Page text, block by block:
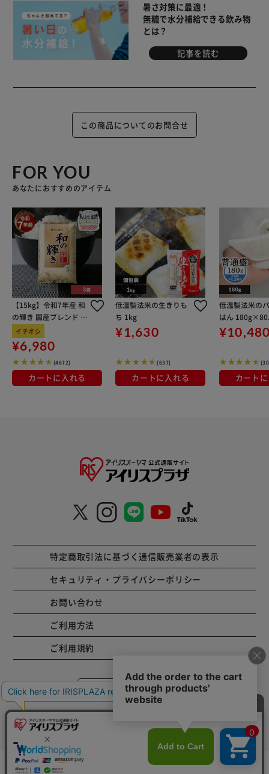
暑さ対策に最適！
無糖で水分補給できる飲み物
とは？
記事を読む
この商品についてのお問合せ
FOR YOU
あなたにおすすめのアイテム
【15kg】令和7年産 和
の輝き 国産ブレンド 5
kg×3袋
イチオシ
¥6,980
(4672)
カートに入れる
低温製法米の生きりも
ち 1kg
¥1,630
(637)
カートに入れる
低温製法米の
はん 180g×80
カート
特定商取引法に基づく通信販売業者の表示
セキュリティ・プライバシーポリシー
お問い合わせ
ご利用方法
ご利用規約
コーポレートサイト
Copyright © 2001 IRISPLAZA. ALL Rights Reserved.